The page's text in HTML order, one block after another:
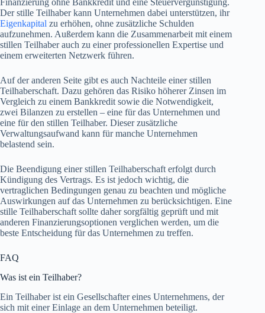
Finanzierung ohne Bankkredit und eine Steuervergünstigung.
Der stille Teilhaber kann Unternehmen dabei unterstützen, ihr
Eigenkapital zu erhöhen, ohne zusätzliche Schulden
aufzunehmen. Außerdem kann die Zusammenarbeit mit einem
stillen Teilhaber auch zu einer professionellen Expertise und
einem erweiterten Netzwerk führen.
Auf der anderen Seite gibt es auch Nachteile einer stillen
Teilhaberschaft. Dazu gehören das Risiko höherer Zinsen im
Vergleich zu einem Bankkredit sowie die Notwendigkeit,
zwei Bilanzen zu erstellen – eine für das Unternehmen und
eine für den stillen Teilhaber. Dieser zusätzliche
Verwaltungsaufwand kann für manche Unternehmen
belastend sein.
Die Beendigung einer stillen Teilhaberschaft erfolgt durch
Kündigung des Vertrags. Es ist jedoch wichtig, die
vertraglichen Bedingungen genau zu beachten und mögliche
Auswirkungen auf das Unternehmen zu berücksichtigen. Eine
stille Teilhaberschaft sollte daher sorgfältig geprüft und mit
anderen Finanzierungsoptionen verglichen werden, um die
beste Entscheidung für das Unternehmen zu treffen.
FAQ
Was ist ein Teilhaber?
Ein Teilhaber ist ein Gesellschafter eines Unternehmens, der
sich mit einer Einlage an dem Unternehmen beteiligt.